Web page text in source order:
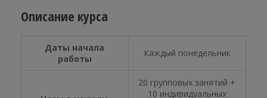
Описание курса
Даты начала
работы
Каждый понедельник
20 групповых занятий +
10 индивидуальных